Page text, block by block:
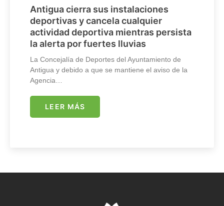
Antigua cierra sus instalaciones
deportivas y cancela cualquier
actividad deportiva mientras persista
la alerta por fuertes lluvias
La Concejalía de Deportes del Ayuntamiento de
Antigua y debido a que se mantiene el aviso de la
Agencia…
LEER MÁS